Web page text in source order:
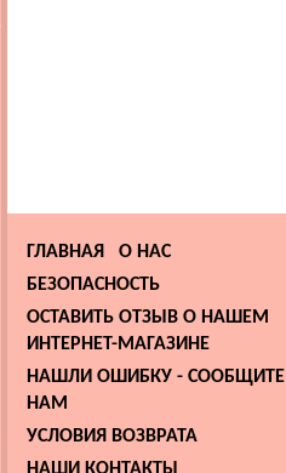
ГЛАВНАЯ
О НАС
БЕЗОПАСНОСТЬ
ОСТАВИТЬ ОТЗЫВ О НАШЕМ
ИНТЕРНЕТ-МАГАЗИНЕ
НАШЛИ ОШИБКУ - СООБЩИТЕ
НАМ
УСЛОВИЯ ВОЗВРАТА